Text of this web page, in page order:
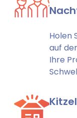
Holen
auf
Ihre